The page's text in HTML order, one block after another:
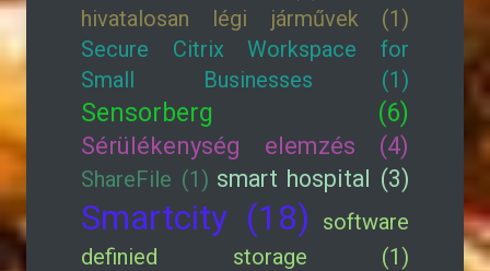
hivatalosan légi járművek (1)
Secure Citrix Workspace for
Small Businesses (1)
Sensorberg (6)
Sérülékenység elemzés (4)
ShareFile (1) smart hospital (3)
Smartcity (18)
software
definied storage (1)